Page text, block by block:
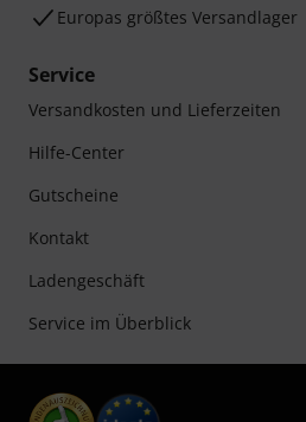
Europas größtes Versandlager
Service
Versandkosten und Lieferzeiten
Hilfe-Center
Gutscheine
Kontakt
Ladengeschäft
Service im Überblick